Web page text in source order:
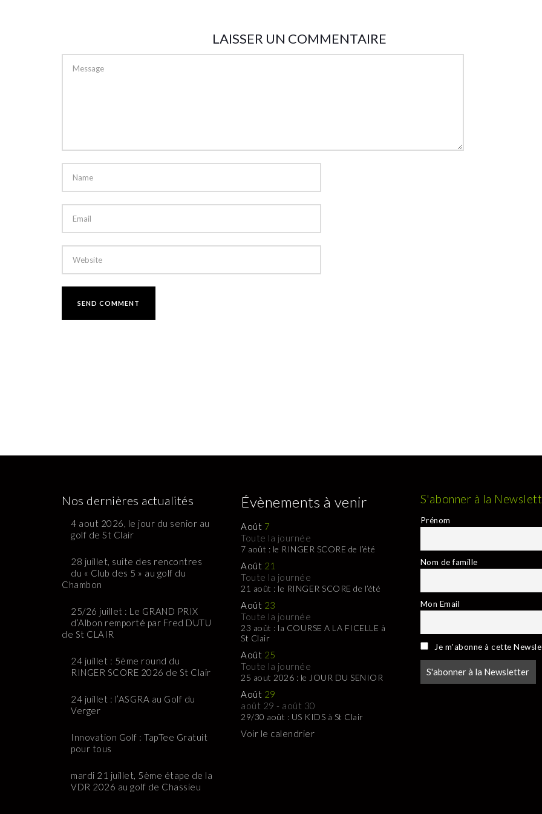
LAISSER UN COMMENTAIRE
Nos dernières actualités
4 aout 2026, le jour du senior au
golf de St Clair
28 juillet, suite des rencontres
du « Club des 5 » au golf du
Chambon
25/26 juillet : Le GRAND PRIX
d’Albon remporté par Fred DUTU
de St CLAIR
24 juillet : 5ème round du
RINGER SCORE 2026 de St Clair
24 juillet : l’ASGRA au Golf du
Verger
Innovation Golf : TapTee Gratuit
pour tous
mardi 21 juillet, 5ème étape de la
VDR 2026 au golf de Chassieu
Évènements à venir
Août 7
Toute la journée
7 août : le RINGER SCORE de l’été
Août 21
Toute la journée
21 août : le RINGER SCORE de l’été
Août 23
Toute la journée
23 août : la COURSE A LA FICELLE à
St Clair
Août 25
Toute la journée
25 aout 2026 : le JOUR DU SENIOR
Août 29
août 29 - août 30
29/30 août : US KIDS à St Clair
Voir le calendrier
S'abonner à la
Prénom
Nom de famille
Mon Email
Je m'abonne à cette